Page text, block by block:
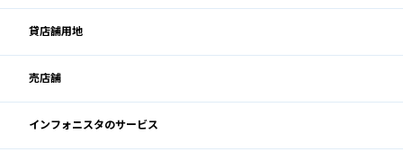
貸店舗用地
売店舗
インフォニスタのサービス